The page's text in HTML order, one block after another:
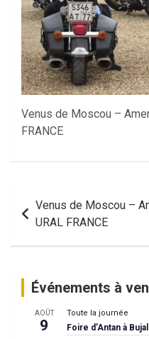
Venus de Moscou –
FRANCE
Navigation
de
l’article
Venus de Moscou –
URAL FRANCE
Événements à
AOÛT
9
Toute la journée
Foire d’Antan à